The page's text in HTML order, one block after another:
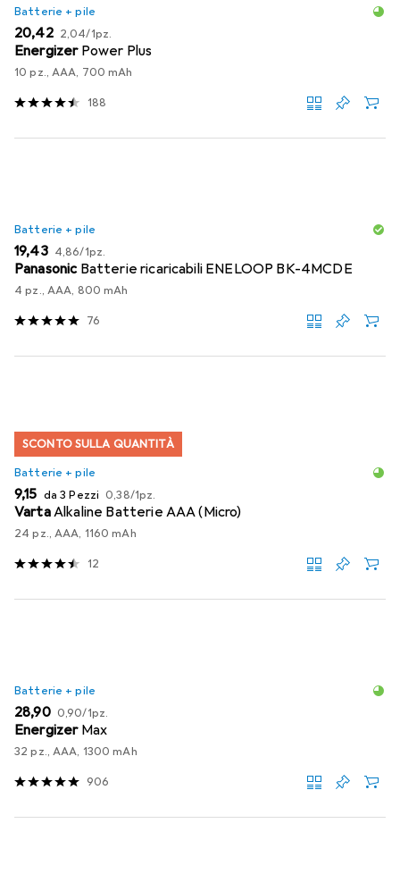
Batterie + pile
EUR
20,42 EUR
2,04/1pz.
Energizer Power Plus
10 pz., AAA, 700 mAh
188
Batterie + pile
EUR
19,43 EUR
4,86/1pz.
Panasonic Batterie ricaricabili ENELOOP BK-4MCDE
4 pz., AAA, 800 mAh
76
SCONTO SULLA QUANTITÀ
Batterie + pile
EUR
9,15 da 3 Pezzi EUR
0,38/1pz.
VartaAlkaline Batterie AAA (Micro)
24 pz., AAA, 1160 mAh
12
Batterie + pile
EUR
28,90 EUR
0,90/1pz.
Energizer Max
32 pz., AAA, 1300 mAh
906